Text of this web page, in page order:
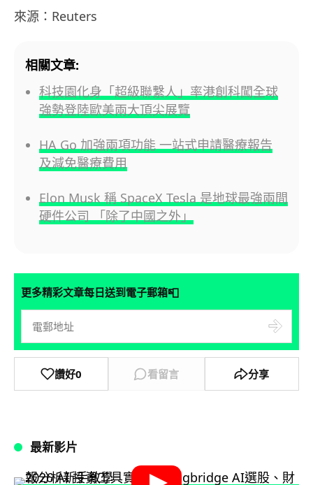
來源：Reuters
相關文章:
科技園化身「超級聯繫人」率港創科闖全球
強勢登陸歐美兩大頂尖展覽
HA Go 加強兩項功能 一站式申請醫療報告
及減免醫療費用
Elon Musk 稱 SpaceX Tesla 是地球最強兩間
硬件公司 「除了中國之外」
更多精彩文章每日送到電子郵箱📮
讚好0 看留言 分享
最新影片